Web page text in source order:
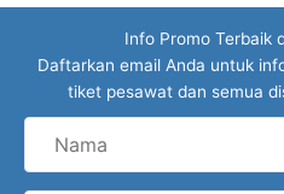
Info Promo Terbaik
Daftarkan email Anda untuk
tiket pesawat dan semua